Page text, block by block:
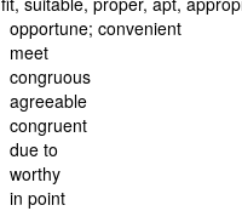
opportune; convenient
meet
congruous
agreeable
congruent
due to
worthy
in point